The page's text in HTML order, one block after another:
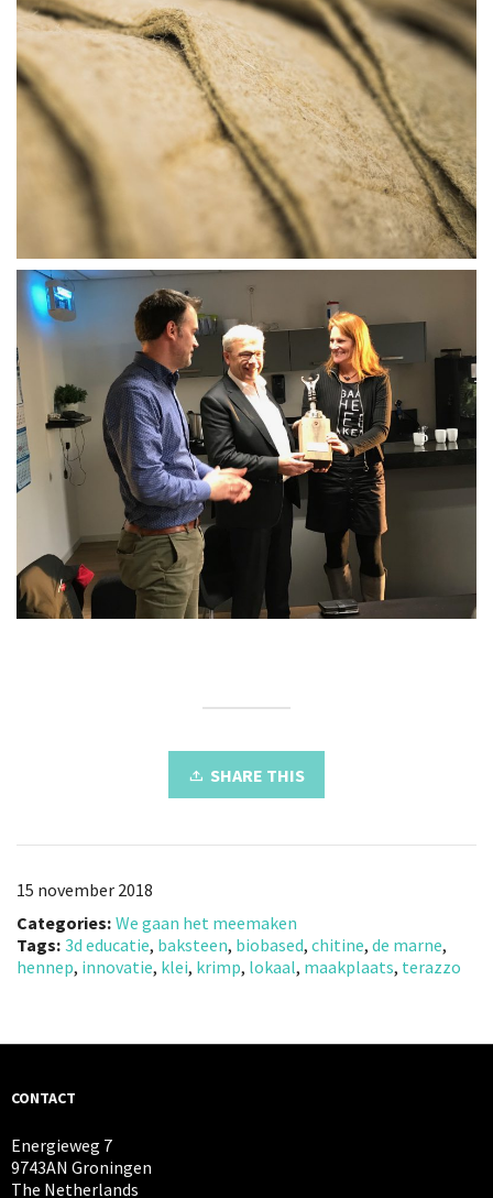
SHARE THIS
15 november 2018
Categories: We gaan het meemaken
Tags: 3d educatie, baksteen, biobased, chitine, de marne,
hennep, innovatie, klei, krimp, lokaal, maakplaats, terazzo
CONTACT
Energieweg 7
9743AN Groningen
The Netherlands